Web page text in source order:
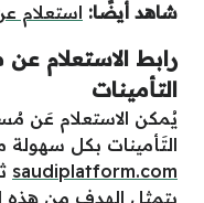
شاهد أيضًا: استعلام
رابط الاستعلام
التأمينات
يُمكن الاستعلام عَن
التَأمينات بكل سهولة
saudiplatform.com
يتمثل الهدف من هذه